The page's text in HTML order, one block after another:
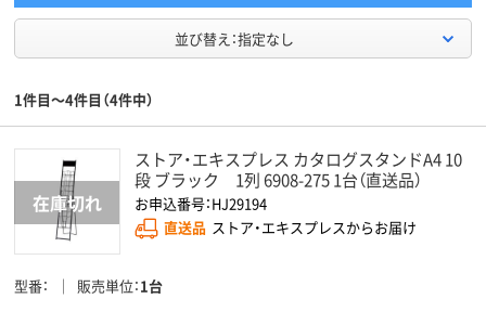
並び替え：指定なし
1件目～4件目（4件中）
ストア・エキスプレス カタログスタンドA4 10
段 ブラック 1列 6908-275 1台（直送品）
お申込番号：HJ29194
直送品 ストア・エキスプレスからお届け
型番 販売単位 1台